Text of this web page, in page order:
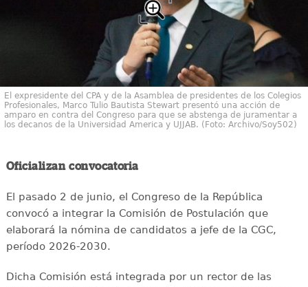
El expresidente del CPA y de la Asamblea de presidentes de los Colegios
Profesionales, Marco Tulio Bautista Stewart presentó una acción de
amparo en contra del Congreso para que se abstenga de juramentar a
los decanos de la Universidad America y UJJAB. (Foto: Archivo/Soy502)
Oficializan convocatoria
El pasado 2 de junio, el Congreso de la República
convocó a integrar la Comisión de Postulación que
elaborará la nómina de candidatos a jefe de la CGC,
período 2026-2030.
Dicha Comisión está integrada por un rector de las